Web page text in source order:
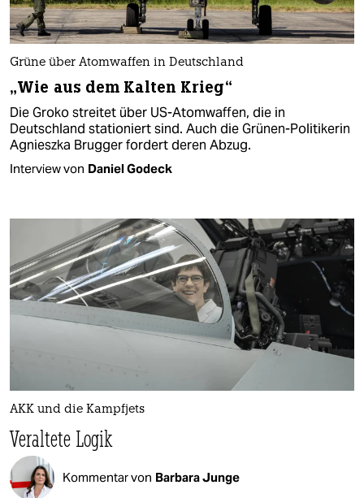
Grüne über Atomwaffen in Deutschland
„Wie aus dem Kalten Krieg“
Die Groko streitet über US-Atomwaffen, die in
Deutschland stationiert sind. Auch die Grünen-Politikerin
Agnieszka Brugger fordert deren Abzug.
Interview von Daniel Godeck
AKK und die Kampfjets
Veraltete Logik
Kommentar von Barbara Junge